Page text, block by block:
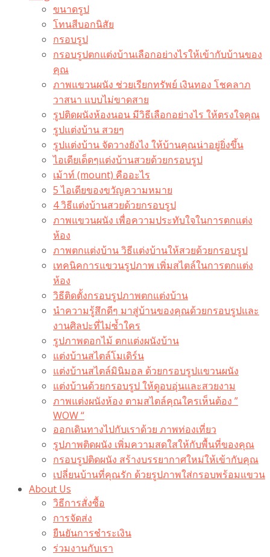
ขนาดรูป
โทนสีบอกนิสัย
กรอบรูป
กรอบรูปตกแต่งบ้านเลือกอย่างไรให้เข้ากับบ้านของ
คุณ
ภาพแขวนผนัง ช่วยเรียกทรัพย์ เงินทอง โชคลาภ
วาสนา แบบไม่ขาดสาย
รูปติดผนังห้องนอน มีวิธีเลือกอย่างไร ให้ตรงใจคุณ
รูปแต่งบ้าน สวยๆ
รูปแต่งบ้าน จัดวางยังไง ให้บ้านคุณน่าอยู่ยิ่งขึ้น
ไอเดียเด็ดๆแต่งบ้านสวยด้วยกรอบรูป
เม้าท์ (mount) คืออะไร​
5 ไอเดียของขวัญความหมาย
4 วิธีแต่งบ้านสวยด้วยกรอบรูป
ภาพแขวนผนัง เพื่อความประทับใจในการตกแต่ง
ห้อง
ภาพตกแต่งบ้าน วิธีแต่งบ้านให้สวยด้วยกรอบรูป
เทคนิคการแขวนรูปภาพ เพิ่มสไตล์ในการตกแต่ง
ห้อง
วิธีติดตั้งกรอบรูปภาพตกแต่งบ้าน
นำความรู้สึกดีๆ มาสู่บ้านของคุณด้วยกรอบรูปและ
งานศิลปะที่ไม่ซ้ำใคร
รูปภาพดอกไม้ ตกแต่งผนังบ้าน
แต่งบ้านสไตล์โมเดิร์น
แต่งบ้านสไตล์มินิมอล ด้วยกรอบรูปแขวนผนัง
แต่งบ้านด้วยกรอบรูป ให้ดูอบอุ่นและสวยงาม
ภาพแต่งผนังห้อง ตามสไตล์คุณใครเห็นต้อง ”
WOW “
ออกเดินทางไปกับเราด้วย ภาพท่องเที่ยว
รูปภาพติดผนัง เพิ่มความสดใสให้กับพื้นที่ของคุณ
กรอบรูปติดผนัง สร้างบรรยากาศใหม่ให้เข้ากับคุณ
เปลี่ยนบ้านที่คุณรัก ด้วยรูปภาพใส่กรอบพร้อมแขวน​
About Us
วิธีการสั่งซื้อ
การจัดส่ง
ยืนยันการชำระเงิน
ร่วมงานกับเรา